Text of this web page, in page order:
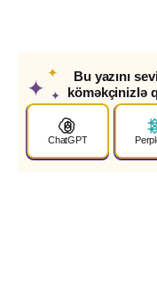
✦
✦
✦
Bu yazını
köməkçinizlə
ChatGPT